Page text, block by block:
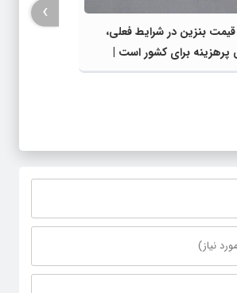
بنزین در شرایط فعلی،
پرهزینه برای کشور است |
سوخت و عوامل اصلی
›